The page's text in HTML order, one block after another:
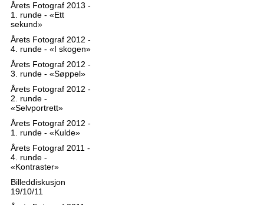
Årets Fotograf 2013 -
1. runde - «Ett
sekund»
Årets Fotograf 2012 -
4. runde - «I skogen»
Årets Fotograf 2012 -
3. runde - «Søppel»
Årets Fotograf 2012 -
2. runde -
«Selvportrett»
Årets Fotograf 2012 -
1. runde - «Kulde»
Årets Fotograf 2011 -
4. runde -
«Kontraster»
Billeddiskusjon
19/10/11